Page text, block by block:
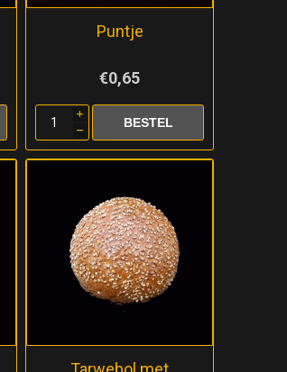
Puntje
€0,65
i
h